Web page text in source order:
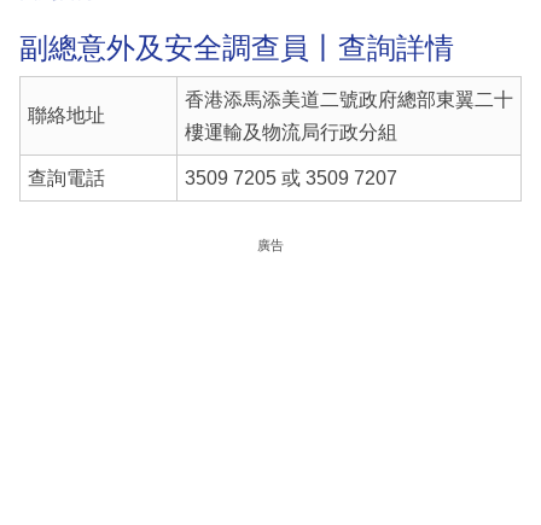
副總意外及安全調查員丨查詢詳情
聯絡地址
香港添馬添美道二號政府總部東翼二十
樓運輸及物流局行政分組
查詢電話 3509 7205 或 3509 7207
廣告